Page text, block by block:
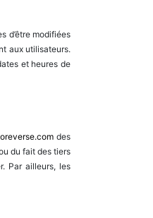
d’être modifiées
aux utilisateurs.
et heures de
des
du fait des tiers
Par ailleurs, les